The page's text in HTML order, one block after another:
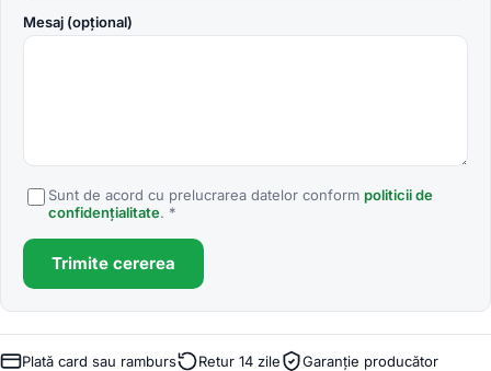
Mesaj (opțional)
Sunt de acord cu prelucrarea datelor conform politicii de
confidențialitate. *
Trimite cererea
Plată card sau ramburs Retur 14 zile Garanție producător